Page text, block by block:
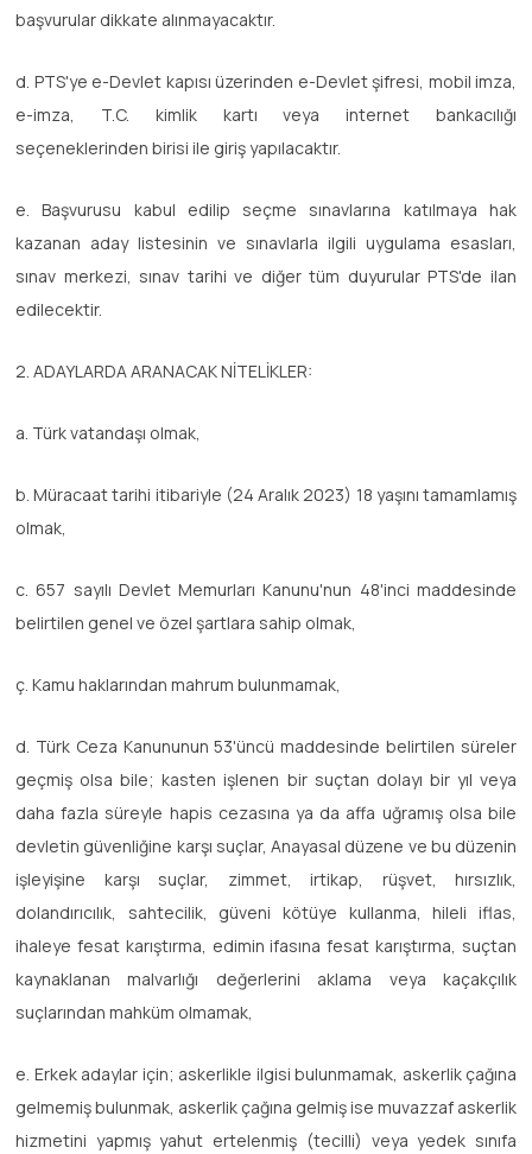
başvurular dikkate alınmayacaktır.
d. PTS'ye e-Devlet kapısı üzerinden e-Devlet şifresi, mobil imza,
e-imza, T.C. kimlik kartı veya internet bankacılığı
seçeneklerinden birisi ile giriş yapılacaktır.
e. Başvurusu kabul edilip seçme sınavlarına katılmaya hak
kazanan aday listesinin ve sınavlarla ilgili uygulama esasları,
sınav merkezi, sınav tarihi ve diğer tüm duyurular PTS'de ilan
edilecektir.
2. ADAYLARDA ARANACAK NİTELİKLER:
a. Türk vatandaşı olmak,
b. Müracaat tarihi itibariyle (24 Aralık 2023) 18 yaşını tamamlamış
olmak,
c. 657 sayılı Devlet Memurları Kanunu'nun 48'inci maddesinde
belirtilen genel ve özel şartlara sahip olmak,
ç. Kamu haklarından mahrum bulunmamak,
d. Türk Ceza Kanununun 53'üncü maddesinde belirtilen süreler
geçmiş olsa bile; kasten işlenen bir suçtan dolayı bir yıl veya
daha fazla süreyle hapis cezasına ya da affa uğramış olsa bile
devletin güvenliğine karşı suçlar, Anayasal düzene ve bu düzenin
işleyişine karşı suçlar, zimmet, irtikap, rüşvet, hırsızlık,
dolandırıcılık, sahtecilik, güveni kötüye kullanma, hileli iflas,
ihaleye fesat karıştırma, edimin ifasına fesat karıştırma, suçtan
kaynaklanan malvarlığı değerlerini aklama veya kaçakçılık
suçlarından mahküm olmamak,
e. Erkek adaylar için; askerlikle ilgisi bulunmamak, askerlik çağına
gelmemiş bulunmak, askerlik çağına gelmiş ise muvazzaf askerlik
hizmetini yapmış yahut ertelenmiş (tecilli) veya yedek sınıfa